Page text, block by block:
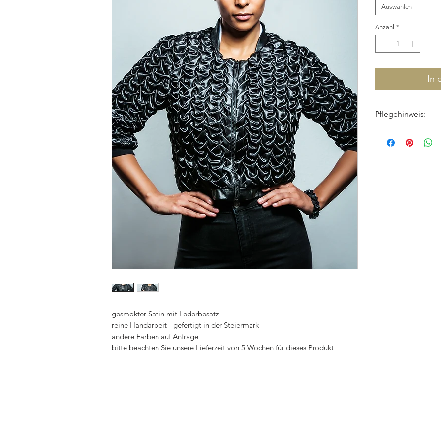
gesmokter Satin mit Lederbesatz
reine Handarbeit - gefertigt in der Steiermark
andere Farben auf Anfrage
bitte beachten Sie unsere Lieferzeit von 5 Wochen für dieses Produkt
Auswählen
Anzahl *
In
Pflegehinweis: